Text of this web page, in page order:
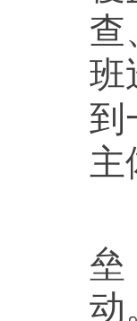
查
班
到
主
垒
动